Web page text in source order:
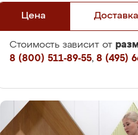
Цена Доставка
Стоимость зависит от
8 (800) 511-89-55, 8 (495)